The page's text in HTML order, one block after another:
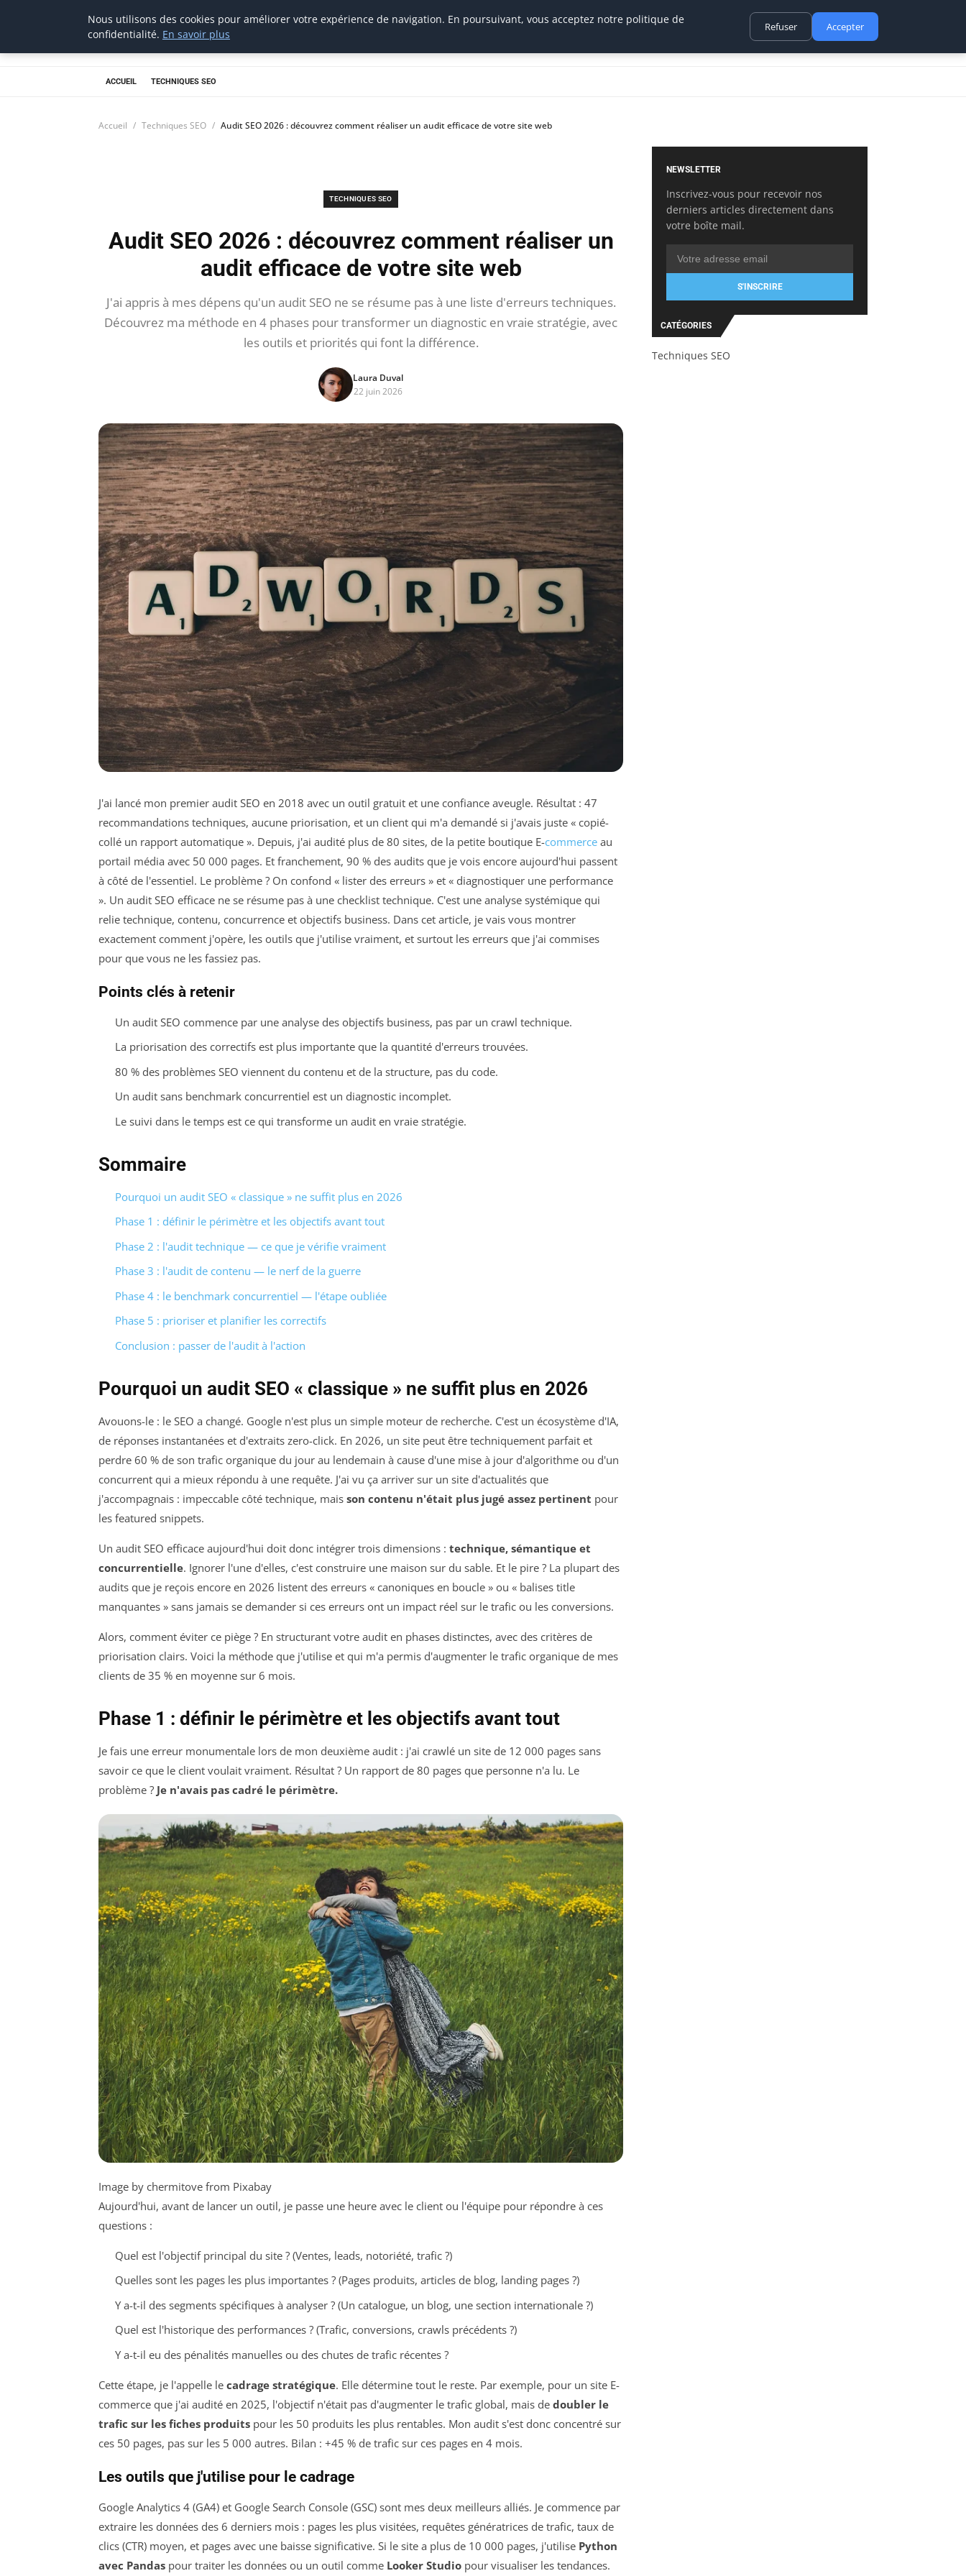
Digitalblitz
ACCUEIL TECHNIQUES SEO
Accueil Techniques SEO Audit SEO 2026 : découvrez comment réaliser un audit efficace de votre site web
TECHNIQUES SEO
Audit SEO 2026 : découvrez comment réaliser un
audit efficace de votre site web
J'ai appris à mes dépens qu'un audit SEO ne se résume pas à une liste d'erreurs techniques.
Découvrez ma méthode en 4 phases pour transformer un diagnostic en vraie stratégie, avec
les outils et priorités qui font la différence.
Laura Duval
22 juin 2026
J'ai lancé mon premier audit SEO en 2018 avec un outil gratuit et une confiance aveugle. Résultat : 47
recommandations techniques, aucune priorisation, et un client qui m'a demandé si j'avais juste « copié-
collé un rapport automatique ». Depuis, j'ai audité plus de 80 sites, de la petite boutique E-commerce au
portail média avec 50 000 pages. Et franchement, 90 % des audits que je vois encore aujourd'hui passent
à côté de l'essentiel. Le problème ? On confond « lister des erreurs » et « diagnostiquer une performance
». Un audit SEO efficace ne se résume pas à une checklist technique. C'est une analyse systémique qui
relie technique, contenu, concurrence et objectifs business. Dans cet article, je vais vous montrer
exactement comment j'opère, les outils que j'utilise vraiment, et surtout les erreurs que j'ai commises
pour que vous ne les fassiez pas.
Points clés à retenir
Un audit SEO commence par une analyse des objectifs business, pas par un crawl technique.
La priorisation des correctifs est plus importante que la quantité d'erreurs trouvées.
80 % des problèmes SEO viennent du contenu et de la structure, pas du code.
Un audit sans benchmark concurrentiel est un diagnostic incomplet.
Le suivi dans le temps est ce qui transforme un audit en vraie stratégie.
Sommaire
Pourquoi un audit SEO « classique » ne suffit plus en 2026
Phase 1 : définir le périmètre et les objectifs avant tout
Phase 2 : l'audit technique — ce que je vérifie vraiment
Phase 3 : l'audit de contenu — le nerf de la guerre
Phase 4 : le benchmark concurrentiel — l'étape oubliée
Phase 5 : prioriser et planifier les correctifs
Conclusion : passer de l'audit à l'action
Pourquoi un audit SEO « classique » ne suffit plus en 2026
Avouons-le : le SEO a changé. Google n'est plus un simple moteur de recherche. C'est un écosystème d'IA,
de réponses instantanées et d'extraits zero-click. En 2026, un site peut être techniquement parfait et
perdre 60 % de son trafic organique du jour au lendemain à cause d'une mise à jour d'algorithme ou d'un
concurrent qui a mieux répondu à une requête. J'ai vu ça arriver sur un site d'actualités que
j'accompagnais : impeccable côté technique, mais son contenu n'était plus jugé assez pertinent pour
les featured snippets.
Un audit SEO efficace aujourd'hui doit donc intégrer trois dimensions : technique, sémantique et
concurrentielle. Ignorer l'une d'elles, c'est construire une maison sur du sable. Et le pire ? La plupart des
audits que je reçois encore en 2026 listent des erreurs « canoniques en boucle » ou « balises title
manquantes » sans jamais se demander si ces erreurs ont un impact réel sur le trafic ou les conversions.
Alors, comment éviter ce piège ? En structurant votre audit en phases distinctes, avec des critères de
priorisation clairs. Voici la méthode que j'utilise et qui m'a permis d'augmenter le trafic organique de mes
clients de 35 % en moyenne sur 6 mois.
Phase 1 : définir le périmètre et les objectifs avant tout
Je fais une erreur monumentale lors de mon deuxième audit : j'ai crawlé un site de 12 000 pages sans
savoir ce que le client voulait vraiment. Résultat ? Un rapport de 80 pages que personne n'a lu. Le
problème ? Je n'avais pas cadré le périmètre.
Image by chermitove from Pixabay
Aujourd'hui, avant de lancer un outil, je passe une heure avec le client ou l'équipe pour répondre à ces
questions :
Quel est l'objectif principal du site ? (Ventes, leads, notoriété, trafic ?)
Quelles sont les pages les plus importantes ? (Pages produits, articles de blog, landing pages ?)
Y a-t-il des segments spécifiques à analyser ? (Un catalogue, un blog, une section internationale ?)
Quel est l'historique des performances ? (Trafic, conversions, crawls précédents ?)
Y a-t-il eu des pénalités manuelles ou des chutes de trafic récentes ?
Cette étape, je l'appelle le cadrage stratégique. Elle détermine tout le reste. Par exemple, pour un site E-
commerce que j'ai audité en 2025, l'objectif n'était pas d'augmenter le trafic global, mais de doubler le
trafic sur les fiches produits pour les 50 produits les plus rentables. Mon audit s'est donc concentré sur
ces 50 pages, pas sur les 5 000 autres. Bilan : +45 % de trafic sur ces pages en 4 mois.
Les outils que j'utilise pour le cadrage
Google Analytics 4 (GA4) et Google Search Console (GSC) sont mes deux meilleurs alliés. Je commence par
extraire les données des 6 derniers mois : pages les plus visitées, requêtes génératrices de trafic, taux de
clics (CTR) moyen, et pages avec une baisse significative. Si le site a plus de 10 000 pages, j'utilise Python
avec Pandas pour traiter les données ou un outil comme Looker Studio pour visualiser les tendances.
NEWSLETTER
Inscrivez-vous pour recevoir nos
derniers articles directement dans
votre boîte mail.
S'INSCRIRE
CATÉGORIES
Techniques SEO
Nous utilisons des cookies pour améliorer votre expérience de navigation. En poursuivant, vous acceptez notre politique de
confidentialité. En savoir plus
Refuser Accepter